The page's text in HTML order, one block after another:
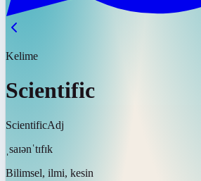
Kelime
Scientific
ScientificAdj
ˌsaɪənˈtɪfɪk
Bilimsel, ilmi, kesin